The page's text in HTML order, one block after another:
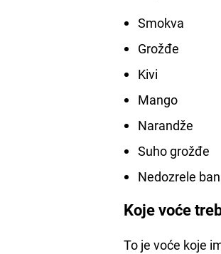
Smokva
Grožđe
Kivi
Mango
Narandže
Suho grožđe
Nedozrele
Koje voće
To je voće koje